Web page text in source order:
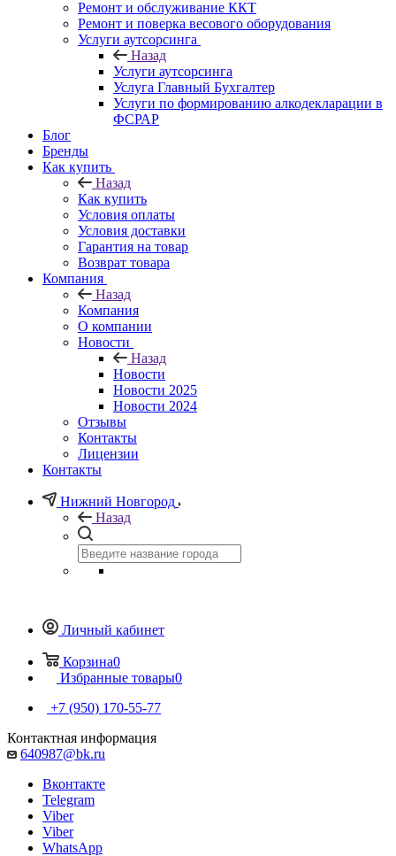
Ремонт и обслуживание ККТ
Ремонт и поверка весового оборудования
Услуги аутсорсинга
Назад
Услуги аутсорсинга
Услуга Главный Бухгалтер
Услуги по формированию алкодекларации в
ФСРАР
Блог
Бренды
Как купить
Назад
Как купить
Условия оплаты
Условия доставки
Гарантия на товар
Возврат товара
Компания
Назад
Компания
О компании
Новости
Назад
Новости
Новости 2025
Новости 2024
Отзывы
Контакты
Лицензии
Контакты
Нижний Новгород
Назад
Личный кабинет
Корзина0
Избранные товары0
+7 (950) 170-55-77
Контактная информация
640987@bk.ru
Вконтакте
Telegram
Viber
Viber
WhatsApp